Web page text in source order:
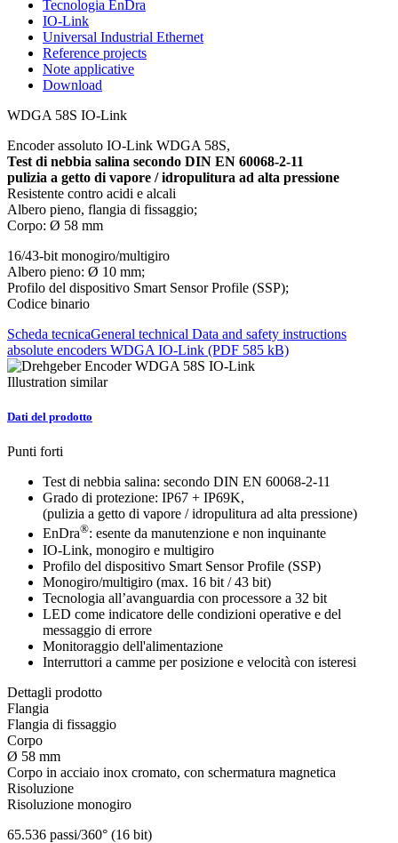
Tecnologia EnDra
IO-Link
Universal Industrial Ethernet
Reference projects
Note applicative
Download
WDGA 58S IO-Link
Encoder assoluto IO-Link WDGA 58S,
Test di nebbia salina secondo DIN EN 60068-2-11
pulizia a getto di vapore / idropulitura ad alta pressione
Resistente contro acidi e alcali
Albero pieno, flangia di fissaggio;
Corpo: Ø 58 mm
16/43-bit monogiro/multigiro
Albero pieno: Ø 10 mm;
Profilo del dispositivo Smart Sensor Profile (SSP);
Codice binario
Scheda tecnicaGeneral technical Data and safety instructions
absolute encoders WDGA IO-Link (PDF 585 kB)
Illustration similar
Dati del prodotto
Punti forti
Test di nebbia salina: secondo DIN EN 60068-2-11
Grado di protezione: IP67 + IP69K,
(pulizia a getto di vapore / idropulitura ad alta pressione)
EnDra®: esente da manutenzione e non inquinante
IO-Link, monogiro e multigiro
Profilo del dispositivo Smart Sensor Profile (SSP)
Monogiro/multigiro (max. 16 bit / 43 bit)
Tecnologia all’avanguardia con processore a 32 bit
LED come indicatore delle condizioni operative e del
messaggio di errore
Monitoraggio dell'alimentazione
Interruttori a camme per posizione e velocità con isteresi
Dettagli prodotto
Flangia
Flangia di fissaggio
Corpo
Ø 58 mm
Corpo in acciaio inox cromato, con schermatura magnetica
Risoluzione
Risoluzione monogiro
65.536 passi/360° (16 bit)